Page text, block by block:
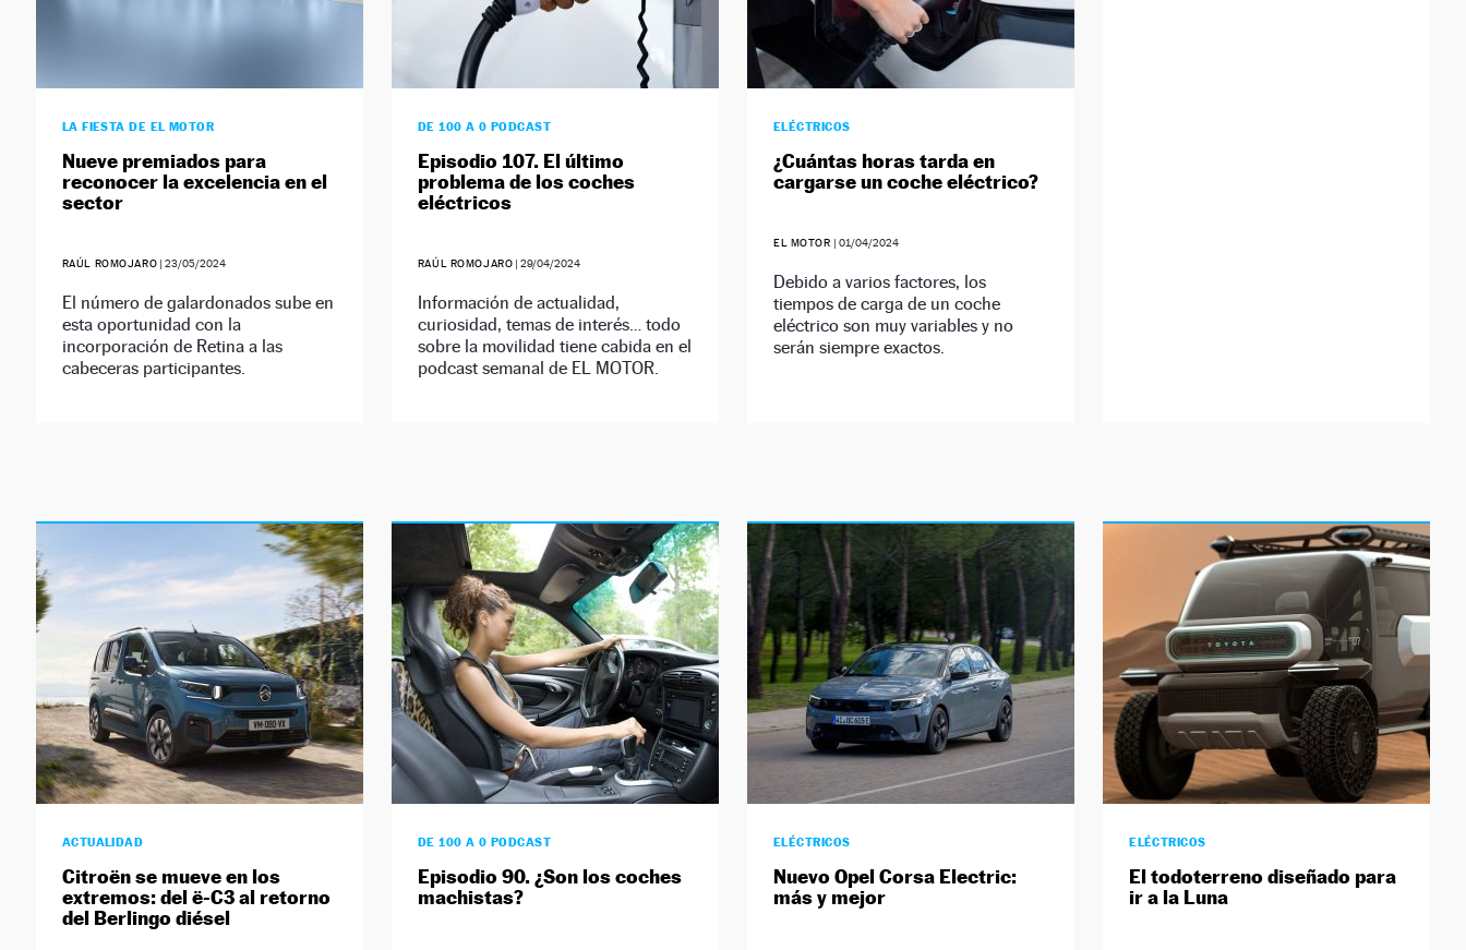
LA FIESTA DE EL MOTOR
Nueve premiados para
reconocer la excelencia en el
sector
RAÚL ROMOJARO |23/05/2024
El número de galardonados sube en
esta oportunidad con la
incorporación de Retina a las
cabeceras participantes.
DE 100 A 0 PODCAST
Episodio 107. El último
problema de los coches
eléctricos
RAÚL ROMOJARO |29/04/2024
Información de actualidad,
curiosidad, temas de interés… todo
sobre la movilidad tiene cabida en el
podcast semanal de EL MOTOR.
ELÉCTRICOS
¿Cuántas horas tarda en
cargarse un coche eléctrico?
EL MOTOR | 01/04/2024
Debido a varios factores, los
tiempos de carga de un coche
eléctrico son muy variables y no
serán siempre exactos.
ACTUALIDAD
Citroën se mueve en los
extremos: del ë-C3 al retorno
del Berlingo diésel
DE 100 A 0 PODCAST
Episodio 90. ¿Son los coches
machistas?
ELÉCTRICOS
Nuevo Opel Corsa Electric:
más y mejor
ELÉCTRICOS
El todoterreno diseñado para
ir a la Luna